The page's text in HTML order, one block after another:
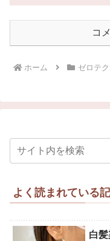
コ
ホーム ゼロテ
よく読まれている
白